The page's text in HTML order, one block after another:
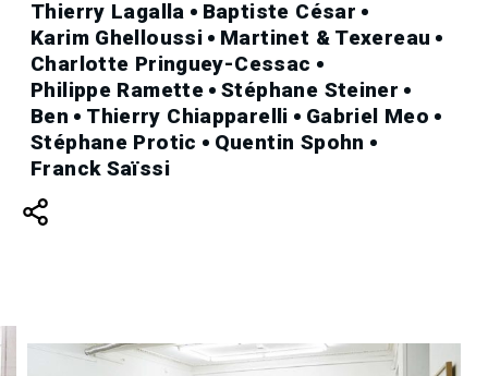
Thierry Lagalla
Baptiste César
Karim Ghelloussi
Martinet & Texereau
Charlotte Pringuey-Cessac
Philippe Ramette
Stéphane Steiner
Ben
Thierry Chiapparelli
Gabriel Meo
Stéphane Protic
Quentin Spohn
Franck Saïssi